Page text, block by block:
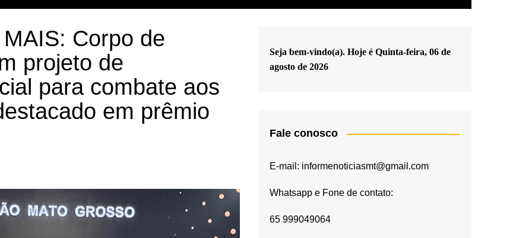
Corpo de
projeto de
para combate aos
em prêmio
Seja bem-vindo(a). Hoje é Quinta-feira, 06 de
agosto de 2026
Fale conosco
E-mail: informenoticiasmt@gmail.com
Whatsapp e Fone de contato:
65 999049064